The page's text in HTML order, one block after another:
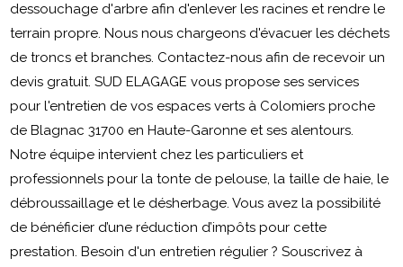
dessouchage d'arbre afin d'enlever les racines et rendre le
terrain propre. Nous nous chargeons d'évacuer les déchets
de troncs et branches. Contactez-nous afin de recevoir un
devis gratuit. SUD ELAGAGE vous propose ses services
pour l'entretien de vos espaces verts à Colomiers proche
de Blagnac 31700 en Haute-Garonne et ses alentours.
Notre équipe intervient chez les particuliers et
professionnels pour la tonte de pelouse, la taille de haie, le
débroussaillage et le désherbage. Vous avez la possibilité
de bénéficier d’une réduction d’impôts pour cette
prestation. Besoin d'un entretien régulier ? Souscrivez à